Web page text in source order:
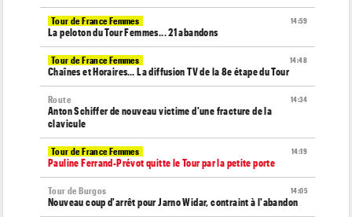
14:59
Tour de France Femmes
La peloton du Tour Femmes... 21 abandons
14:48
Tour de France Femmes
Chaînes et Horaires… La diffusion TV de la 8e étape du Tour
14:34
Route
Anton Schiffer de nouveau victime d'une fracture de la
clavicule
14:19
Tour de France Femmes
Pauline Ferrand-Prévot quitte le Tour par la petite porte
14:05
Tour de Burgos
Nouveau coup d'arrêt pour Jarno Widar, contraint à l'abandon